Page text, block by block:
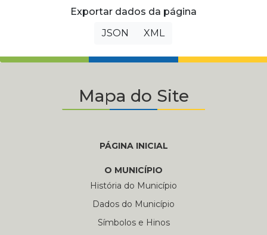
Exportar dados da página
JSON
XML
Mapa do Site
PÁGINA INICIAL
O MUNICÍPIO
História do Município
Dados do Município
Símbolos e Hinos